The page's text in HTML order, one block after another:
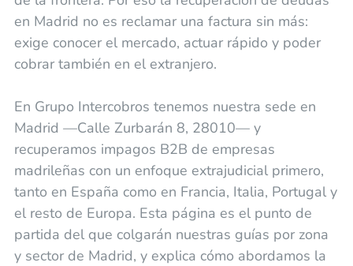
en Madrid no es reclamar una factura sin más:
exige conocer el mercado, actuar rápido y poder
cobrar también en el extranjero.
En Grupo Intercobros tenemos nuestra sede en
Madrid —Calle Zurbarán 8, 28010— y
recuperamos impagos B2B de empresas
madrileñas con un enfoque extrajudicial primero,
tanto en España como en Francia, Italia, Portugal y
el resto de Europa. Esta página es el punto de
partida del que colgarán nuestras guías por zona
y sector de Madrid, y explica cómo abordamos la